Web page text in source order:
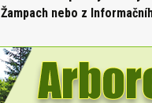
nebo z